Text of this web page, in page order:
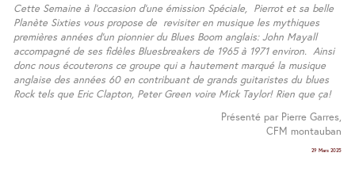
Cette Semaine à l’occasion d’une émission Spéciale, Pierrot et sa belle
Planète Sixties vous propose de revisiter en musique les mythiques
premières années d’un pionnier du Blues Boom anglais: John Mayall
accompagné de ses fidèles Bluesbreakers de 1965 à 1971 environ. Ainsi
donc nous écouterons ce groupe qui a hautement marqué la musique
anglaise des années 60 en contribuant de grands guitaristes du blues
Rock tels que Eric Clapton, Peter Green voire Mick Taylor! Rien que ça!
Présenté par Pierre Garres,
CFM montauban
29 Mars 2025